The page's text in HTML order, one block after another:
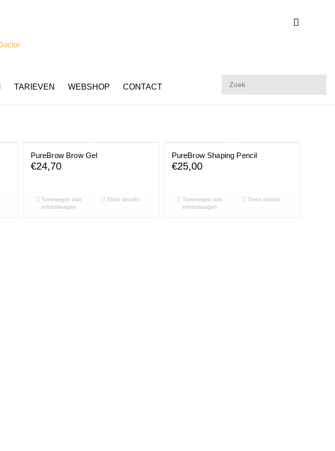
TARIEVEN WEBSHOP CONTACT
PureBrow Brow Gel
€24,70
Toevoegen aan
winkelwagen
Toon details
PureBrow Shaping Pencil
€25,00
Toevoegen aan
winkelwagen
Toon details